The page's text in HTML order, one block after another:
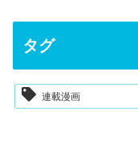
タグ
連載漫画